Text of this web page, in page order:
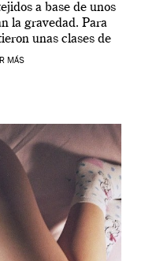
a base de unos
la gravedad. Para
unas clases de
[…]
MÁS